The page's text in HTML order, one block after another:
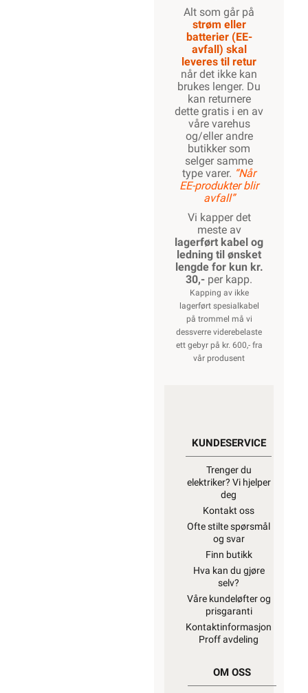
Alt som går på
strøm eller
batterier (EE-
avfall) skal
leveres til retur
når det ikke kan
brukes lenger. Du
kan returnere
dette gratis i en av
våre varehus
og/eller andre
butikker som
selger samme
type varer. “Når
EE-produkter blir
avfall”
Vi kapper det
meste av
lagerført kabel og
ledning til ønsket
lengde for kun kr.
30,- per kapp.
Kapping av ikke
lagerført spesialkabel
på trommel må vi
dessverre viderebelaste
ett gebyr på kr. 600,- fra
vår produsent
KUNDESERVICE
Trenger du
elektriker? Vi hjelper
deg
Kontakt oss
Ofte stilte spørsmål
og svar
Finn butikk
Hva kan du gjøre
selv?
Våre kundeløfter og
prisgaranti
Kontaktinformasjon
Proff avdeling
OM OSS